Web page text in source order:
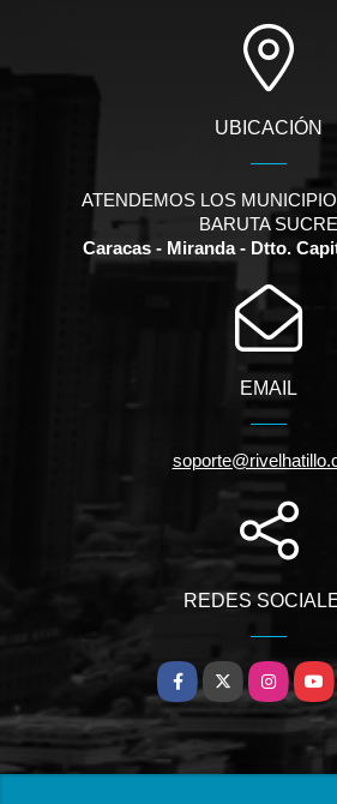
UBICACIÓN
ATENDEMOS LOS
BARUTA SUCRE
Caracas - Miranda - Dtto.
EMAIL
REDES
Facebook
X Instagram